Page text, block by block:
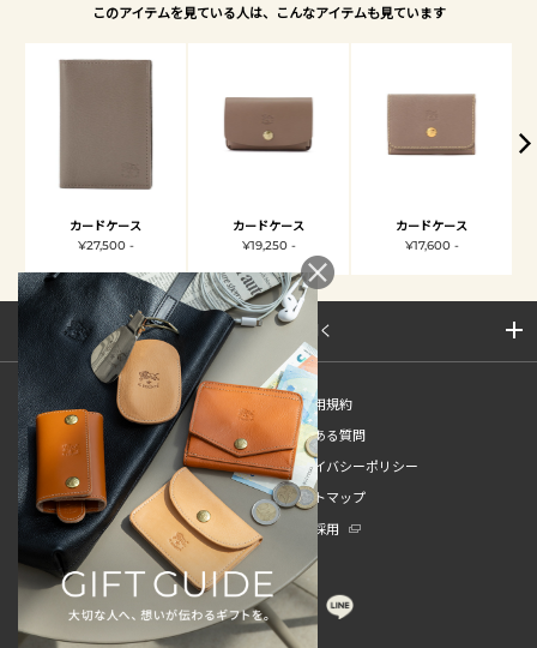
このアイテムを見ている人は、こんなアイテムも見ています
カードケース
¥27,500 -
カードケース
¥19,250 -
カードケース
¥17,600 -
サイトマップを開く
新規会員登録
ご利用規約
ご利用ガイド
よくある質問
特定商取引法
プライバシーポリシー
お問い合わせ
サイトマップ
販売スタッフ中途採用
新卒採用